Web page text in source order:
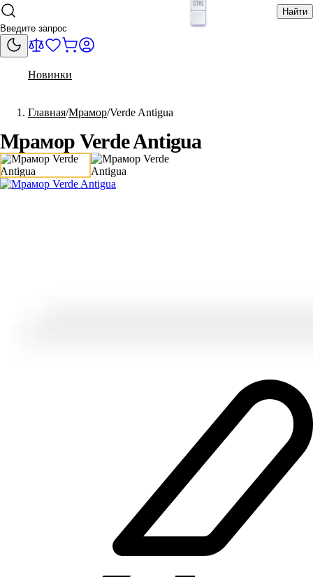
Найти
Новинки
Главная Мрамор Verde Antigua
Мрамор Verde Antigua